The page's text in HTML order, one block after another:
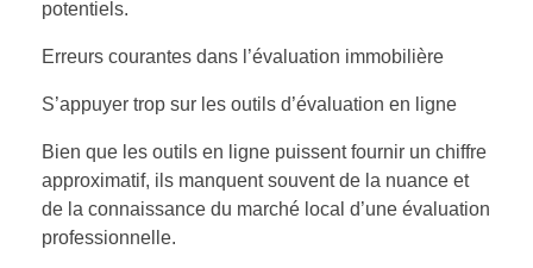
potentiels.
Erreurs courantes dans l’évaluation immobilière
S’appuyer trop sur les outils d’évaluation en ligne
Bien que les outils en ligne puissent fournir un chiffre
approximatif, ils manquent souvent de la nuance et
de la connaissance du marché local d’une évaluation
professionnelle.